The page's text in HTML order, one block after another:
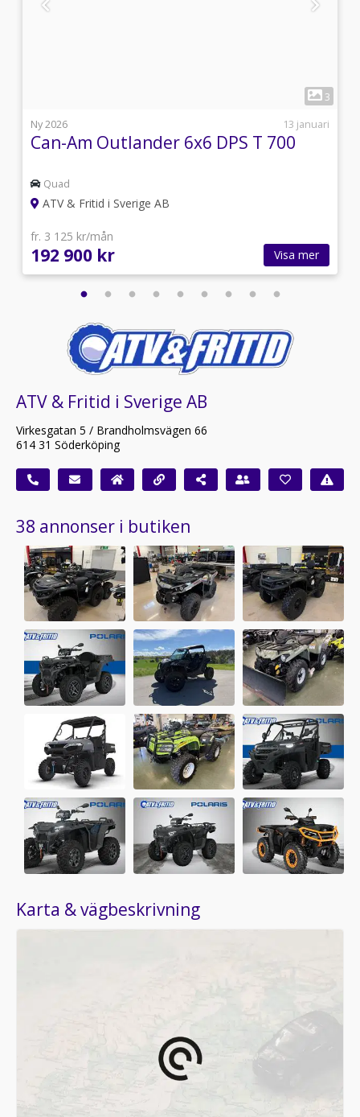
3
Ny 2026
13 januari
Can-Am Outlander 6x6 DPS T 700
Quad
ATV & Fritid i Sverige AB
fr. 3 125 kr/mån
192 900 kr Visa mer
ATV & Fritid i Sverige AB
Virkesgatan 5 / Brandholmsvägen 66
614 31 Söderköping
38 annonser i butiken
Karta & vägbeskrivning